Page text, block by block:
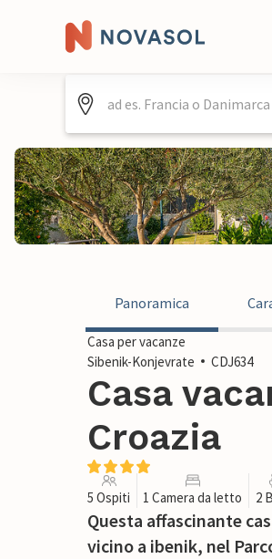
Panoramica
Casa per vacanze
Sibenik-Konjevrate
CDJ634
Casa
Croazia
5 Ospiti 1 Camera da letto 2
Questa affascinante
vicino a ibenik, nel